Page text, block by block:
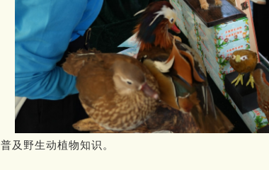
普及野生动植物知识。